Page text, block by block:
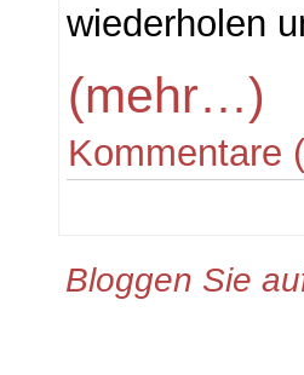
wiederholen
(mehr…)
Kommentare
Bloggen Sie